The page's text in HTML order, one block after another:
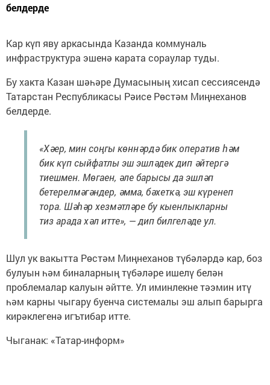
белдерде
Кар күп яву аркасында Казанда коммуналь
инфраструктура эшенә карата сораулар туды.
Бу хакта Казан шәһәре Думасының хисап сессиясендә
Татарстан Республикасы Рәисе Рөстәм Миңнеханов
белдерде.
«Хәер, мин соңгы көннәрдә бик оператив һәм
бик күп сыйфатлы эш эшләдек дип әйтергә
тиешмен. Мөгаен, әле барысы да эшләп
бетерелмәгәндер, әмма, бәхеткә, эш күренеп
тора. Шәһәр хезмәтләре бу кыенлыкларны
тиз арада хәл итте», — дип билгеләде ул.
Шул ук вакытта Рөстәм Миңнеханов түбәләрдә кар, боз
булуын һәм биналарның түбәләре ишелү белән
проблемалар калуын әйтте. Ул иминлекне тәэмин итү
һәм карны чыгару буенча системалы эш алып барырга
кирәклегенә игътибар итте.
Чыганак: «Татар-информ»